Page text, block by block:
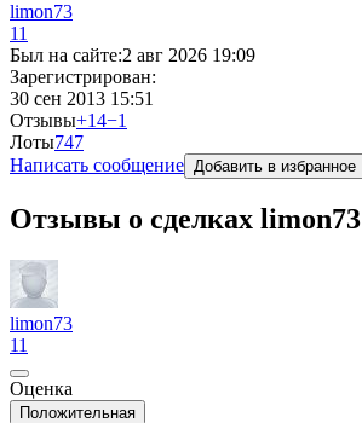
limon73
11
Был на сайте:2 авг 2026 19:09
Зарегистрирован:
30 сен 2013 15:51
Отзывы+14−1
Лоты747
Написать сообщение Добавить в избранное
Отзывы о сделках limon73
limon73
11
Оценка
Положительная